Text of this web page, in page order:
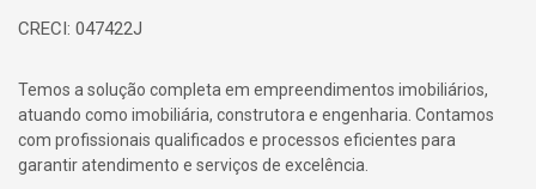
CRECI: 047422J
Temos a solução completa em empreendimentos imobiliários,
atuando como imobiliária, construtora e engenharia. Contamos
com profissionais qualificados e processos eficientes para
garantir atendimento e serviços de excelência.